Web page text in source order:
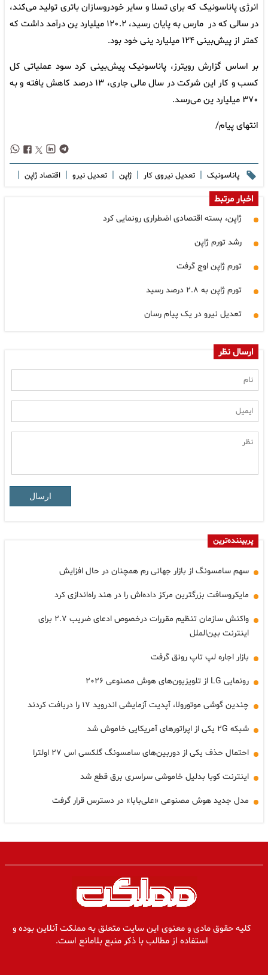
انرژی پاناسونیک که برای تسلا و سایر خودروسازان باتری تولید می‌کند،
در سالی که در مارس به پایان رسید، ۱۲۰.۲ میلیارد ین درآمد داشت که
کمتر از پیش‌بینی ۱۲۴ میلیارد ینی خود بود.
بر اساس گزارش رویترز، پاناسونیک پیش‌بینی کرد سود عملیاتی کل
کسب و کار این شرکت در سال مالی جاری، ۱۳ درصد کاهش یافته و به
۳۷۰ میلیارد ین می‌رسد.
انتهای پیام/
پاناسونیک | تعدیل نیروی کار | ژاپن | تعدیل نیرو | اقتصاد ژاپن |
اخبار مرتبط
ژاپن، بسته اقتصادی اضطراری رونمایی کرد
رشد تورم ژاپن
تورم ژاپن اوج گرفت
تورم ژاپن به ۲.۸ درصد رسید
تعدیل نیرو در یک پیام رسان
ارسال نظر
ارسال
پربیننده‌ترین
سهم سامسونگ از بازار جهانی رم همچنان در حال افزایش
مایکروسافت بزرگترین مرکز داده‌اش را در هند راه‌اندازی کرد
واکنش سازمان تنظیم مقررات درخصوص ادعای ضریب ۲.۷ برای
اینترنت بین‌الملل
بازار اجاره لپ تاپ رونق گرفت
رونمایی LG از تلویزیون‌های هوش مصنوعی ۲۰۲۶
چندین گوشی موتورولا، آپدیت آزمایشی اندروید ۱۷ را دریافت کردند
شبکه ۲G یکی از اپراتورهای آمریکایی خاموش شد
احتمال حذف یکی از دوربین‌های سامسونگ گلکسی اس ۲۷ اولترا
اینترنت کوبا بدلیل خاموشی سراسری برق قطع شد
مدل جدید هوش مصنوعی «علی‌بابا» در دسترس قرار گرفت
کلیه حقوق مادی و معنوی این سایت متعلق به مملکت آنلاین بوده و
استفاده از مطالب با ذکر منبع بلامانع است.